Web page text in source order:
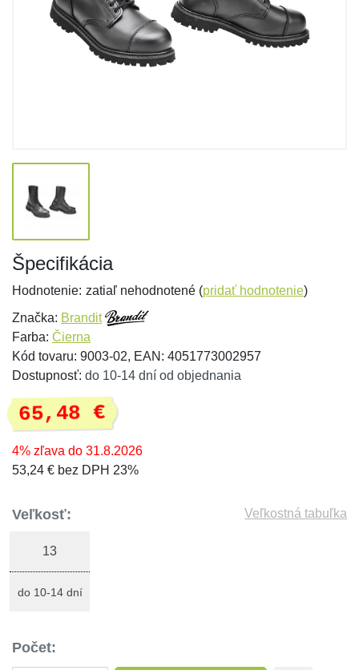
Špecifikácia
Hodnotenie: zatiaľ nehodnotené (pridať hodnotenie)
Značka: Brandit
Farba: Čierna
Kód tovaru: 9003-02, EAN: 4051773002957
Dostupnosť: do 10-14 dní od objednania
65,48 €
4% zľava do 31.8.2026
53,24 € bez DPH 23%
Veľkosť: Veľkostná tabuľka
13
do 10-14 dní
Počet: